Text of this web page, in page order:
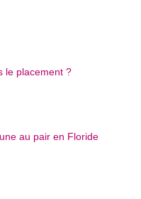
le placement ?
au pair en Floride